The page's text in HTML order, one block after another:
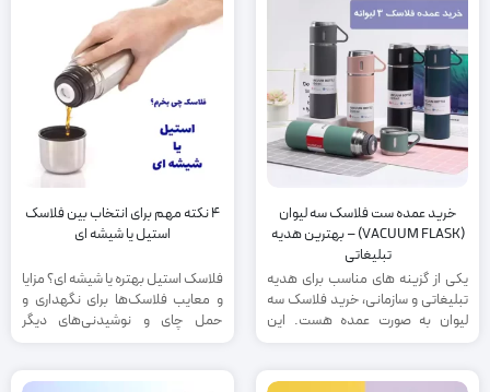
خرید عمده ست فلاسک سه لیوان
(VACUUM FLASK) – بهترین هدیه
تبلیغاتی
یکی از گزینه های مناسب برای هدیه
تبلیغاتی و سازمانی، خرید فلاسک سه
لیوان به صورت عمده هست. این
واردات مستقیم این فلاسک رو با
4 نکته مهم برای انتخاب بین فلاسک
استیل یا شیشه ای
فلاسک استیل بهتره یا شیشه ای؟ مزایا
و معایب فلاسک‌ها برای نگهداری و
حمل چای و نوشیدنی‌های دیگر